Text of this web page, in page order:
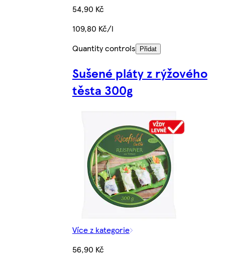
54,90 Kč
109,80 Kč/l
Quantity controls
Přidat
Sušené pláty z rýžového
těsta 300g
Více z kategorie
56,90 Kč